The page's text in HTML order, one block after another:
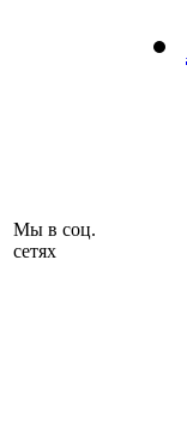
Мы в соц.
сетях